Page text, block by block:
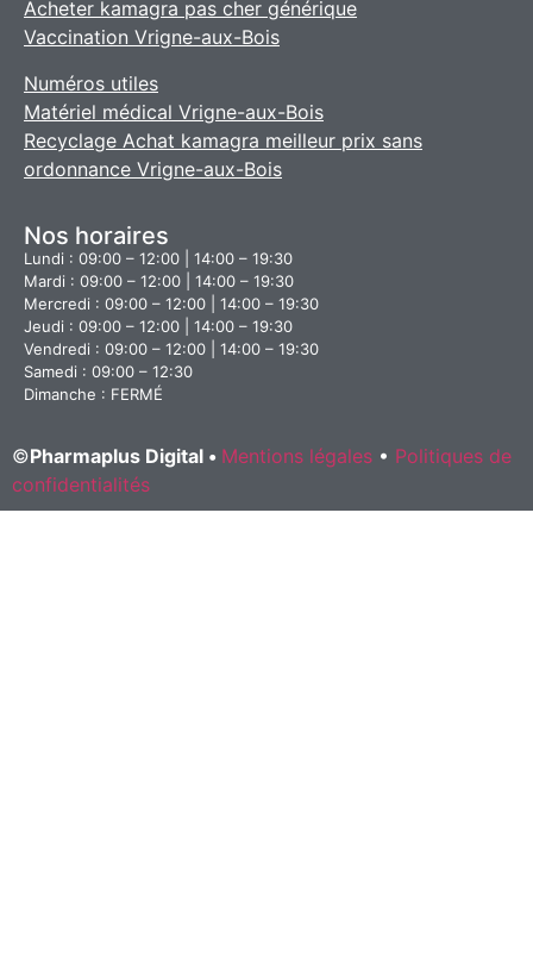
Acheter kamagra pas cher générique
Vaccination Vrigne-aux-Bois
Numéros utiles
Matériel médical Vrigne-aux-Bois
Recyclage Achat kamagra meilleur prix sans
ordonnance Vrigne-aux-Bois
Nos horaires
Lundi : 09:00 – 12:00 | 14:00 – 19:30
Mardi : 09:00 – 12:00 | 14:00 – 19:30
Mercredi : 09:00 – 12:00 | 14:00 – 19:30
Jeudi : 09:00 – 12:00 | 14:00 – 19:30
Vendredi : 09:00 – 12:00 | 14:00 – 19:30
Samedi : 09:00 – 12:30
Dimanche : FERMÉ
©Pharmaplus Digital • Mentions légales • Politiques de
confidentialités